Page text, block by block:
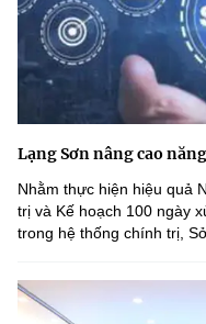
Lạng Sơn nâng cao
Nhằm thực hiện hiệu quả
trị và Kế hoạch 100 ngày
trong hệ thống chính trị,